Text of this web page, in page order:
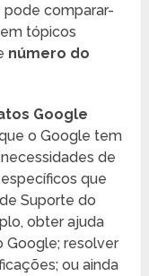
pode comparar-
tópicos
número do
Google
o Google tem
de
que
Suporte do
obter ajuda
Google; resolver
ou ainda